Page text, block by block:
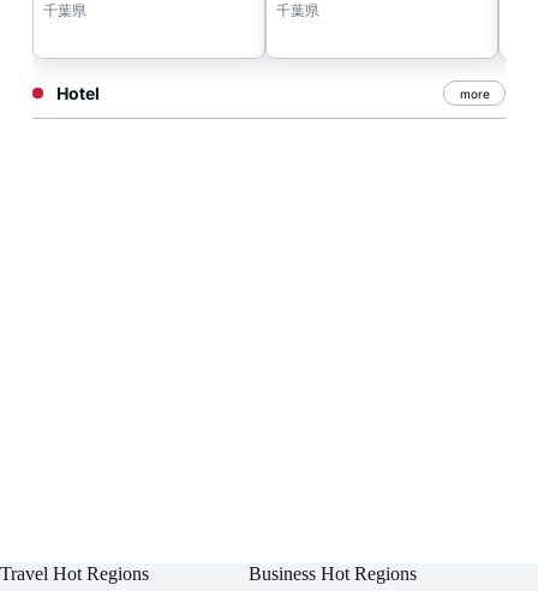
千葉県 千葉県
Hotel more
Travel Hot Regions Business Hot Regions